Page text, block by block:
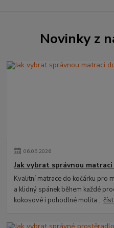
Novinky z
06.05.2026
Jak vybrat správnou
Kvalitní matrace do kočárku pro
a klidný spánek během každé
kokosové i pohodlné molita...